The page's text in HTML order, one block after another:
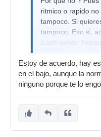
ritmico o rapido
tampoco. Si
tampoco. Eso si,
suele poner.
del delay para
pero si el delay es
reverb corta
Estoy de acuerdo, hay
en el bajo, aunque la
ninguno porque te lo